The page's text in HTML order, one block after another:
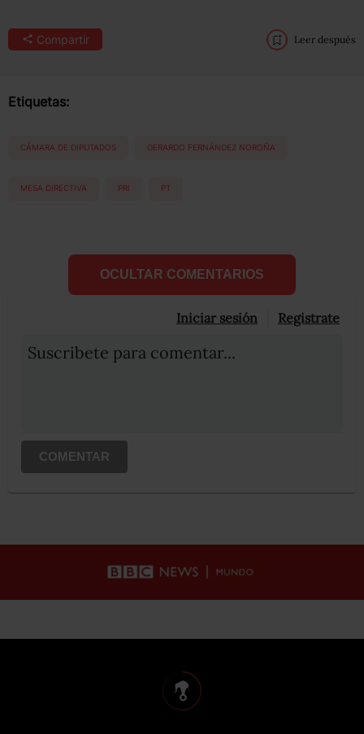
Compartir Leer después
Etiquetas:
CÁMARA DE DIPUTADOS GERARDO FERNÁNDEZ NOROÑA
MESA DIRECTIVA PRI PT
OCULTAR COMENTARIOS
Iniciar sesión Registrate
Suscribete para comentar...
COMENTAR